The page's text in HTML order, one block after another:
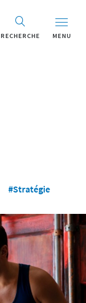
RECHERCHE MENU
#Stratégie